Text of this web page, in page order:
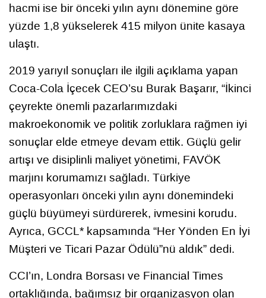
hacmi ise bir önceki yılın aynı dönemine göre
yüzde 1,8 yükselerek 415 milyon ünite kasaya
ulaştı.
2019 yarıyıl sonuçları ile ilgili açıklama yapan
Coca-Cola İçecek CEO’su Burak Başarır, “İkinci
çeyrekte önemli pazarlarımızdaki
makroekonomik ve politik zorluklara rağmen iyi
sonuçlar elde etmeye devam ettik. Güçlü gelir
artışı ve disiplinli maliyet yönetimi, FAVÖK
marjını korumamızı sağladı. Türkiye
operasyonları önceki yılın aynı dönemindeki
güçlü büyümeyi sürdürerek, ivmesini korudu.
Ayrıca, GCCL* kapsamında “Her Yönden En İyi
Müşteri ve Ticari Pazar Ödülü”nü aldık” dedi.
CCI’ın, Londra Borsası ve Financial Times
ortaklığında, bağımsız bir organizasyon olan